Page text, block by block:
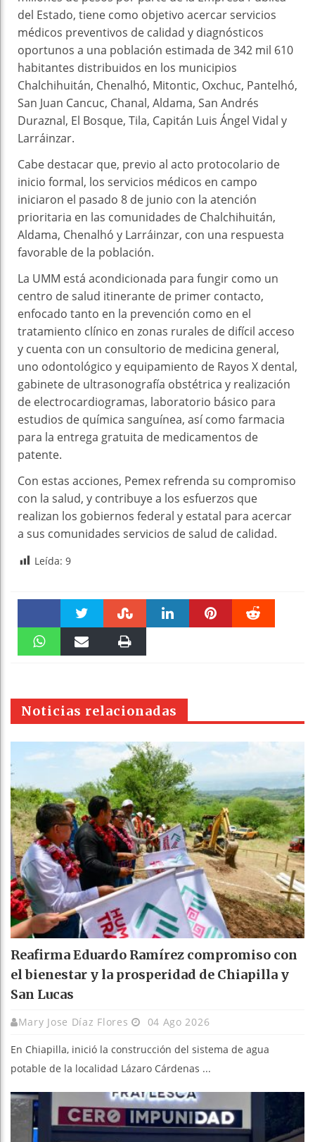
del Estado, tiene como objetivo acercar servicios
médicos preventivos de calidad y diagnósticos
oportunos a una población estimada de 342 mil 610
habitantes distribuidos en los municipios
Chalchihuitán, Chenalhó, Mitontic, Oxchuc, Pantelhó,
San Juan Cancuc, Chanal, Aldama, San Andrés
Duraznal, El Bosque, Tila, Capitán Luis Ángel Vidal y
Larráinzar.
Cabe destacar que, previo al acto protocolario de
inicio formal, los servicios médicos en campo
iniciaron el pasado 8 de junio con la atención
prioritaria en las comunidades de Chalchihuitán,
Aldama, Chenalhó y Larráinzar, con una respuesta
favorable de la población.
La UMM está acondicionada para fungir como un
centro de salud itinerante de primer contacto,
enfocado tanto en la prevención como en el
tratamiento clínico en zonas rurales de difícil acceso
y cuenta con un consultorio de medicina general,
uno odontológico y equipamiento de Rayos X dental,
gabinete de ultrasonografía obstétrica y realización
de electrocardiogramas, laboratorio básico para
estudios de química sanguínea, así como farmacia
para la entrega gratuita de medicamentos de
patente.
Con estas acciones, Pemex refrenda su compromiso
con la salud, y contribuye a los esfuerzos que
realizan los gobiernos federal y estatal para acercar
a sus comunidades servicios de salud de calidad.
Leída: 9
Faceboo Twitter Stumble
pt
Noticias relacionadas
Reafirma Eduardo Ramírez compromiso con
el bienestar y la prosperidad de Chiapilla y
San Lucas
Mary Jose Díaz Flores 04 Ago 2026
En Chiapilla, inició la construcción del sistema de agua
potable de la localidad Lázaro Cárdenas ...